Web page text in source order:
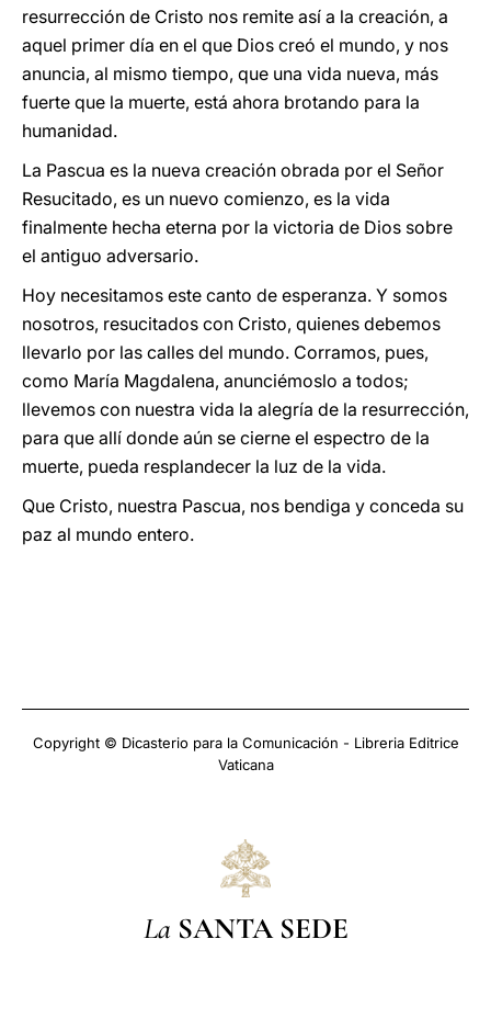
resurrección de Cristo nos remite así a la creación, a
aquel primer día en el que Dios creó el mundo, y nos
anuncia, al mismo tiempo, que una vida nueva, más
fuerte que la muerte, está ahora brotando para la
humanidad.
La Pascua es la nueva creación obrada por el Señor
Resucitado, es un nuevo comienzo, es la vida
finalmente hecha eterna por la victoria de Dios sobre
el antiguo adversario.
Hoy necesitamos este canto de esperanza. Y somos
nosotros, resucitados con Cristo, quienes debemos
llevarlo por las calles del mundo. Corramos, pues,
como María Magdalena, anunciémoslo a todos;
llevemos con nuestra vida la alegría de la resurrección,
para que allí donde aún se cierne el espectro de la
muerte, pueda resplandecer la luz de la vida.
Que Cristo, nuestra Pascua, nos bendiga y conceda su
paz al mundo entero.
Copyright © Dicasterio para la Comunicación - Libreria Editrice
Vaticana
La SANTA SEDE